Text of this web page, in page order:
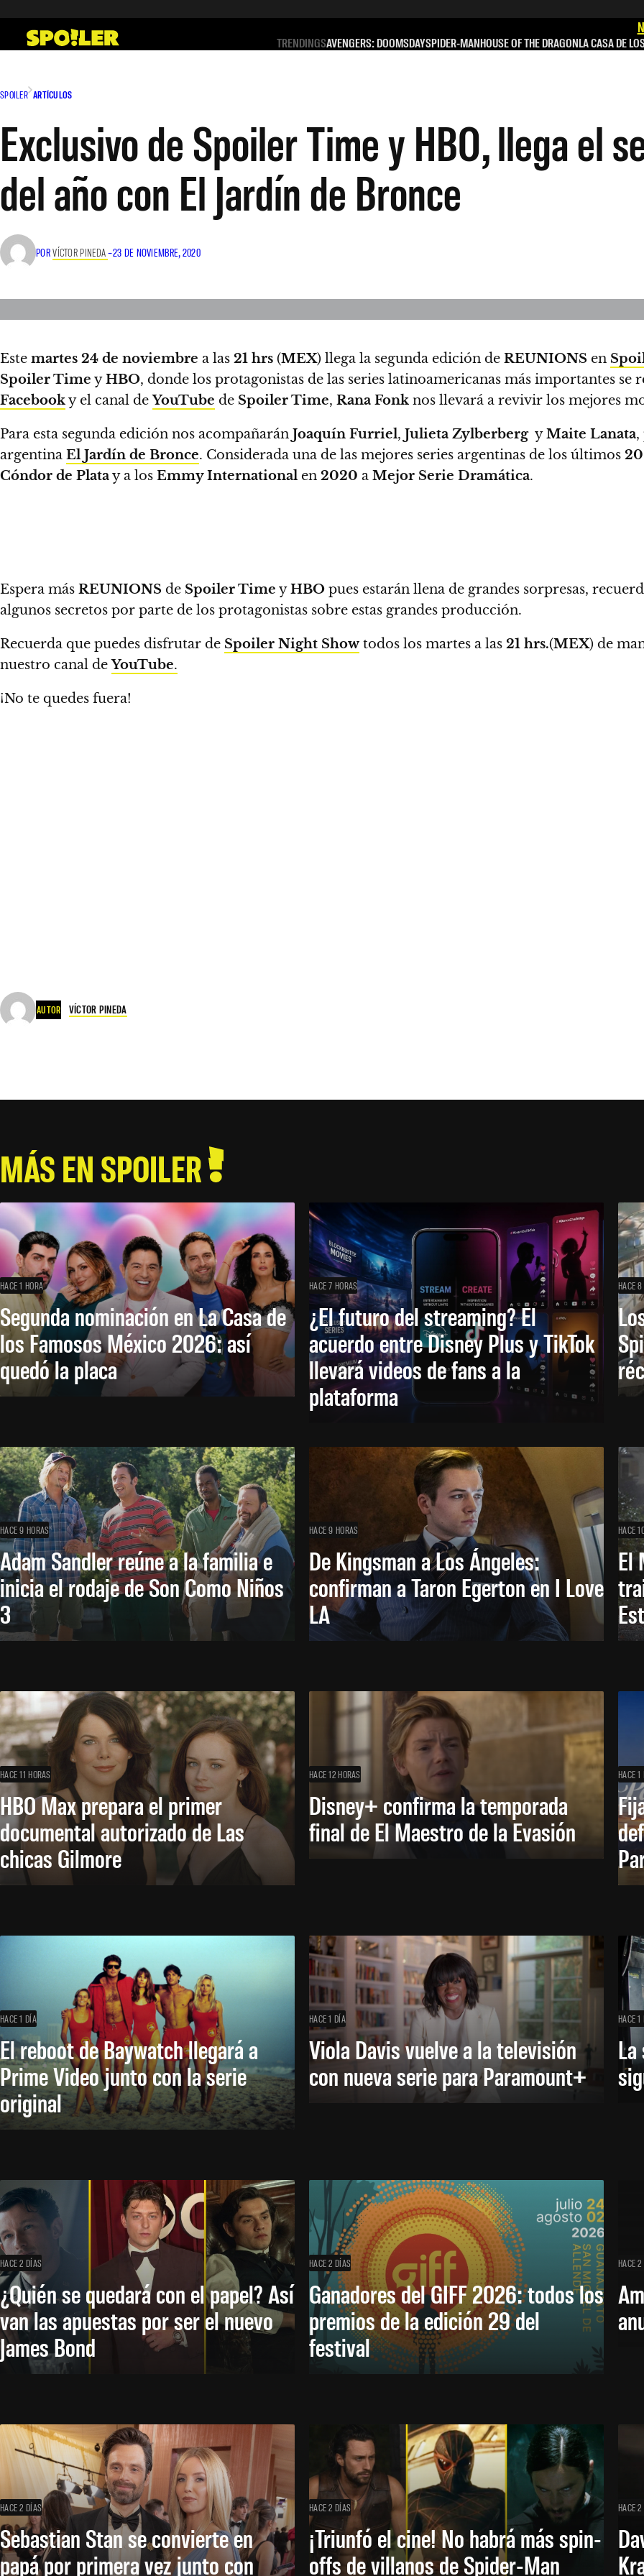
contenido
TRENDINGSAVENGERS: DOOMSDAYSPIDER-MANHOUSE OF THE DRAGONLA CASA DE
SPOILER ARTÍCULOS
Exclusivo de Spoiler Time y HBO, llega el
del año con El Jardín de Bronce
PORVÍCTOR PINEDA–23 DE NOVIEMBRE, 2020
Este martes 24 de noviembre a las 21 hrs (MEX) llega la segunda edición de REUNIONS en
Spoiler Time yHBO, donde los protagonistas de las series latinoamericanas más importantes se
Facebooky el canal deYouTube de Spoiler Time, Rana Fonk nos llevará a revivir los mejores
Para esta segunda edición nos acompañarán Joaquín Furriel, Julieta ZylberbergyMaite Lanata,
argentina El Jardín de Bronce. Considerada una de las mejores series argentinas de los últimos 20
Cóndor de Platay a los Emmy International en 2020 a Mejor Serie Dramática.
Espera más REUNIONS de Spoiler Time yHBO pues estarán llena de grandes sorpresas,
algunos secretos por parte de los protagonistas sobre estas grandes producción.
Recuerda que puedes disfrutar de Spoiler Night Show todos los martes a las 21 hrs.(MEX) de
nuestro canal deYouTube.
¡No te quedes fuera!
AUTOR VÍCTOR PINEDA
MÁS EN SPOILER
HACE 1 HORA
Segunda nominación en La Casa de
los Famosos México 2026: así
quedó la placa
HACE 7 HORAS
¿El futuro del streaming? El
acuerdo entre Disney Plus y TikTok
llevará videos de fans a la
plataforma
HACE
HACE 9 HORAS
Adam Sandler reúne a la familia e
inicia el rodaje de Son Como Niños
3
HACE 9 HORAS
De Kingsman a Los Ángeles:
confirman a Taron Egerton en I Love
LA
HACE
El
HACE 11 HORAS
HBO Max prepara el primer
documental autorizado de Las
chicas Gilmore
HACE 12 HORAS
Disney+ confirma la temporada
final de El Maestro de la Evasión
HACE 1
HACE 1 DÍA
El reboot de Baywatch llegará a
Prime Video junto con la serie
original
HACE 1 DÍA
Viola Davis vuelve a la televisión
con nueva serie para Paramount+
HACE 1
HACE 2 DÍAS
¿Quién se quedará con el papel? Así
van las apuestas por ser el nuevo
James Bond
HACE 2 DÍAS
Ganadores del GIFF 2026: todos los
premios de la edición 29 del
festival
HACE
HACE 2 DÍAS
Sebastian Stan se convierte en
papá por primera vez junto con
HACE 2 DÍAS
¡Triunfó el cine! No habrá más spin-
offs de villanos de Spider-Man
HACE